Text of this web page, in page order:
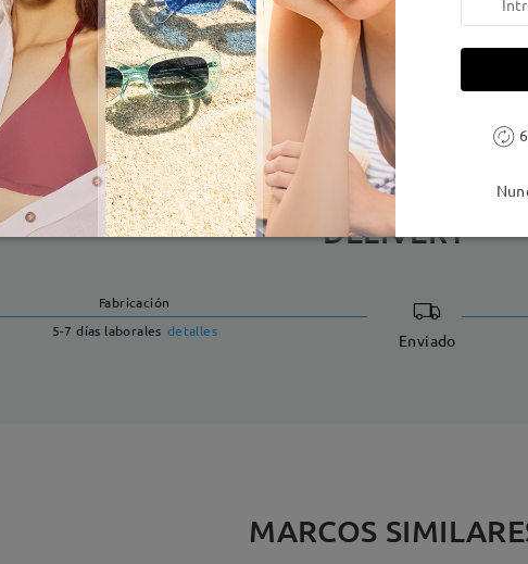
Ancho de la montura: 128 mm Paqueño) Diametro de
Bisagra de resorte: No Material de la
DELIVERY
Fabricación
5-7 días laborales detalles Enviado
MARCOS